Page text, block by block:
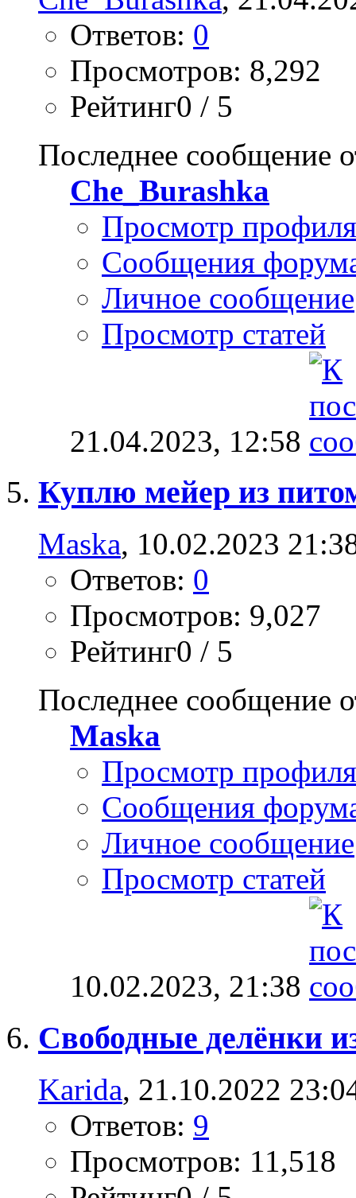
Ответов: 0
Просмотров: 8,292
Рейтинг0 / 5
Последнее сообщение
Che_Burashka
Просмотр профиля
Сообщения
Личное сообщение
Просмотр статей
21.04.2023, 12:58
Куплю мейер из
Maska, 10.02.2023
Ответов: 0
Просмотров: 9,027
Рейтинг0 / 5
Последнее сообщение
Maska
Просмотр профиля
Сообщения
Личное сообщение
Просмотр статей
10.02.2023, 21:38
Свободные делёнки
Karida, 21.10.2022
Ответов: 9
Просмотров: 11,518